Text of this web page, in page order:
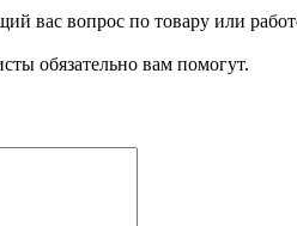
вас вопрос по товару или
обязательно вам помогут.